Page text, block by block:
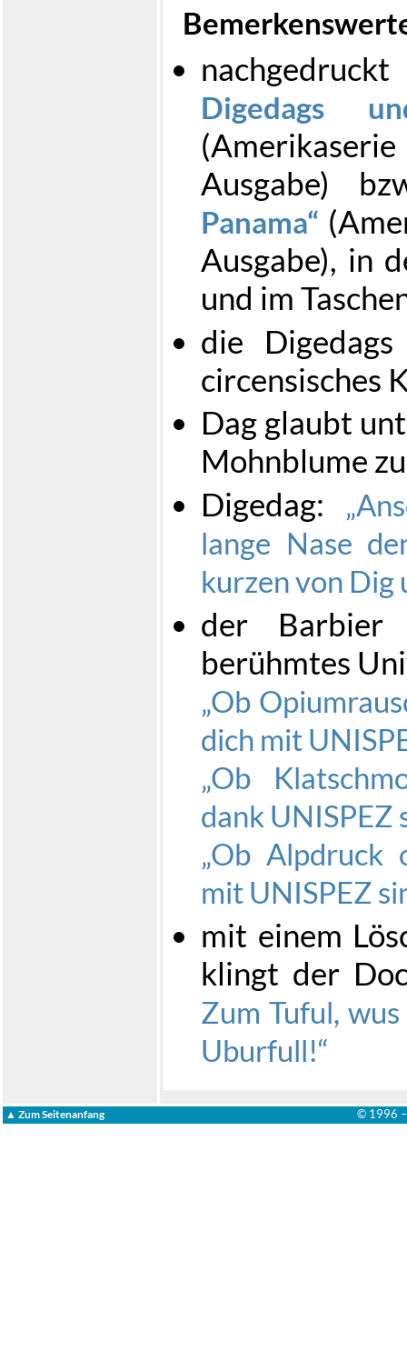
Digedags
Ausgabe)
Panama
Ausgabe), in
und im
die
circensisches
Dag glaubt
Mohnblume
Digedag:
lange Nase
kurzen von Dig
der Barbier
berühmtes
Ob
dich mit
Ob
dank UNISPEZ
Ob Alpdruck
mit UNISPEZ
mit einem
klingt der
Zum Tuful,
Uburfull!
▲ Zum Seitenanfang © 1996